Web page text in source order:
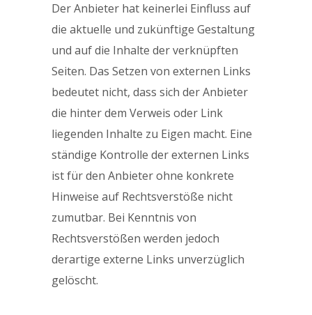
Der Anbieter hat keinerlei Einfluss auf
die aktuelle und zukünftige Gestaltung
und auf die Inhalte der verknüpften
Seiten. Das Setzen von externen Links
bedeutet nicht, dass sich der Anbieter
die hinter dem Verweis oder Link
liegenden Inhalte zu Eigen macht. Eine
ständige Kontrolle der externen Links
ist für den Anbieter ohne konkrete
Hinweise auf Rechtsverstöße nicht
zumutbar. Bei Kenntnis von
Rechtsverstößen werden jedoch
derartige externe Links unverzüglich
gelöscht.